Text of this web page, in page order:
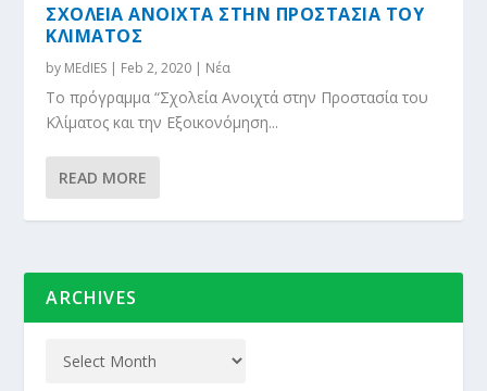
ΣΧΟΛΕΙΑ ΑΝΟΙΧΤΑ ΣΤΗΝ ΠΡΟΣΤΑΣΙΑ ΤΟΥ
ΚΛΙΜΑΤΟΣ
by MEdIES | Feb 2, 2020 | Νέα
Το πρόγραμμα “Σχολεία Ανοιχτά στην Προστασία του
Κλίματος και την Εξοικονόμηση...
READ MORE
ARCHIVES